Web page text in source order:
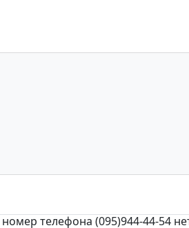
телефона (095)944-44-54